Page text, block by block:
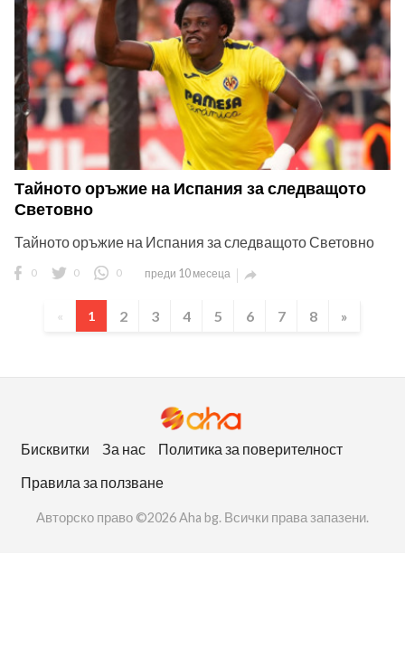
Тайното оръжие на Испания за следващото
Световно
Тайното оръжие на Испания за следващото Световно
0 0 0 преди 10 месеца 
« 1 2 3 4 5 6 7 8 »
Бисквитки За нас
Политика за поверителност
Правила за ползване
Авторско право ©2026 Aha bg. Всички права запазени.